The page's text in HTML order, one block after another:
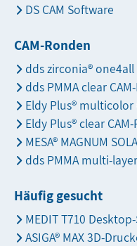
DS CAM Software
CAM-Ronden
dds zirconia®
dds PMMA clear
Eldy Plus® multicolor
Eldy Plus® clear
MESA® MAGNUM
dds PMMA multi-
Häufig gesucht
MEDIT T710
ASIGA® MAX 3D-